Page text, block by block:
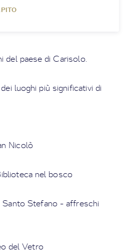
del paese di Carisolo.
luoghi più significativi di
Nicolò
nel bosco
Santo Stefano - affreschi
del Vetro